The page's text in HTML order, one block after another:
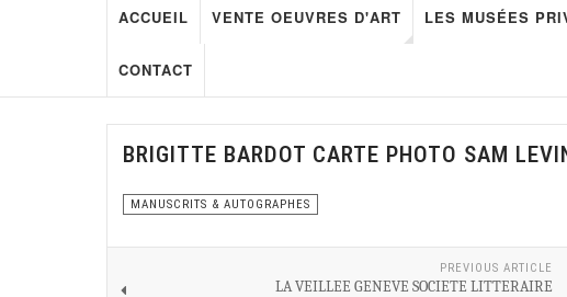
ACCUEIL VENTE OEUVRES D'ART LES MUSÉES
CONTACT
BRIGITTE BARDOT CARTE PHOTO SAM
MANUSCRITS & AUTOGRAPHES
PREVIOUS ARTICLE
LA VEILLEE GENEVE SOCIETE LITTERAIRE